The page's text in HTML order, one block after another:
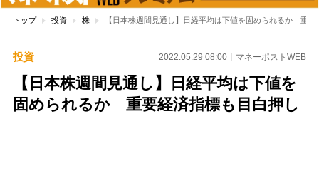
トップ 投資 株 【日本株週間見通し】日経平均は下値を固められるか 重要
投資 2022.05.29 08:00 マネーポストWEB
【日本株週間見通し】日経平均は下値を
固められるか 重要経済指標も目白押し